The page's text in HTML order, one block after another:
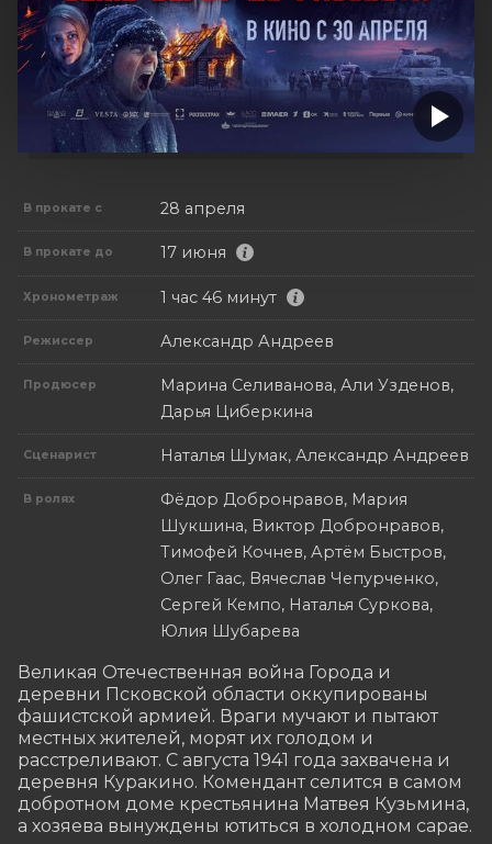
В прокате с 28 апреля
В прокате до 17 июня
Хронометраж 1 час 46 минут
Режиссер Александр Андреев
Продюсер
Марина Селиванова, Али Узденов,
Дарья Циберкина
Сценарист Наталья Шумак, Александр Андреев
В ролях
Фёдор Добронравов, Мария
Шукшина, Виктор Добронравов,
Тимофей Кочнев, Артём Быстров,
Олег Гаас, Вячеслав Чепурченко,
Сергей Кемпо, Наталья Суркова,
Юлия Шубарева
Великая Отечественная война Города и
деревни Псковской области оккупированы
фашистской армией. Враги мучают и пытают
местных жителей, морят их голодом и
расстреливают. С августа 1941 года захвачена и
деревня Куракино. Комендант селится в самом
добротном доме крестьянина Матвея Кузьмина,
а хозяева вынуждены ютиться в холодном сарае.